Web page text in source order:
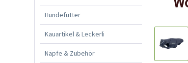
Hundefutter
Kauartikel & Leckerli
Näpfe & Zubehör